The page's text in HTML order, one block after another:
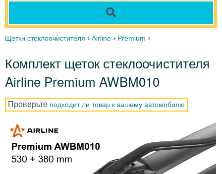
Щетки стеклоочистителя › Airline › Premium ›
Комплект щеток стеклоочистителя
Airline Premium AWBM010
Проверьте подходит ли товар к вашему автомобилю